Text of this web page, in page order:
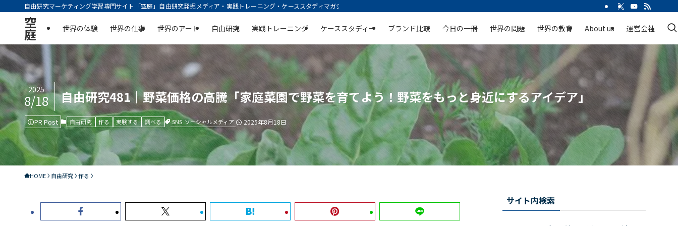
自由研究マーケティング学習専門サイト「空庭」自由研究発掘メディア・実践トレーニング・ケーススタディマガジン | 空庭
空
庭 世界の体験 世界の仕事 世界のアート 自由研究 実践トレーニング ケーススタディー ブランド比較 今日の一冊 世界の問題 世界の教育 About us 運営会社
自由研究481｜野菜価格の高騰「家庭菜園で野菜を育てよう！野菜をもっと身近にするアイデア」
2025
8/18
PR Post 自由研究 作る 実験する 調べる SNS ソーシャルメディア 2025年8月18日
HOME 自由研究 作る
サイト内検索